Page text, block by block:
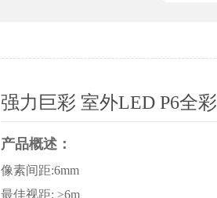
强力巨彩 室外LED P6全彩
产品概述：
像素间距:6mm
最佳视距: ≥6m